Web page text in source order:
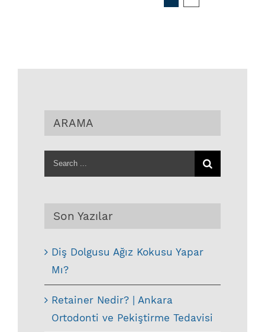
ARAMA
Search
for:
Son Yazılar
Diş Dolgusu Ağız Kokusu Yapar
Mı?
Retainer Nedir? | Ankara
Ortodonti ve Pekiştirme Tedavisi